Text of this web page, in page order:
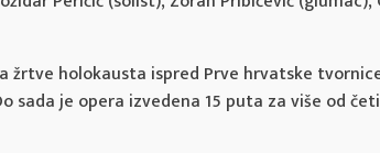
žrtve holokausta ispred Prve hrvatske
je opera izvedena 15 puta za više od